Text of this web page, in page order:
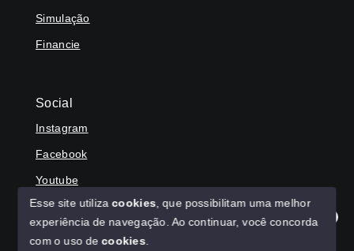
Olá! Agradecemos seu contato, como podemos ajudar?
Simulação
Financie
Social
Instagram
Facebook
Youtube
© Copyright 2026 - HAGA IMÓVEIS - Todos os direitos
Esse site utilizacookies , que possibilitam uma melhor
experiência de navegação. Ao continuar, você concorda
com o uso decookies